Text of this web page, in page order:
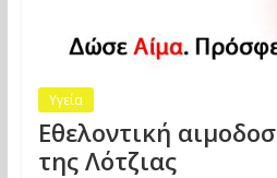
Υγεία
Εθελοντική
της Λότζιας